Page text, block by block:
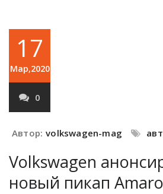
17
Мар,2020
0
Автор: volkswagen-mag
Volkswagen
новый пикап